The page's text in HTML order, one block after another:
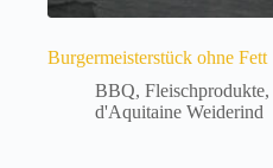
Burgermeisterstück ohne Fett
BBQ, Fleischprodukte,
d'Aquitaine Weiderind